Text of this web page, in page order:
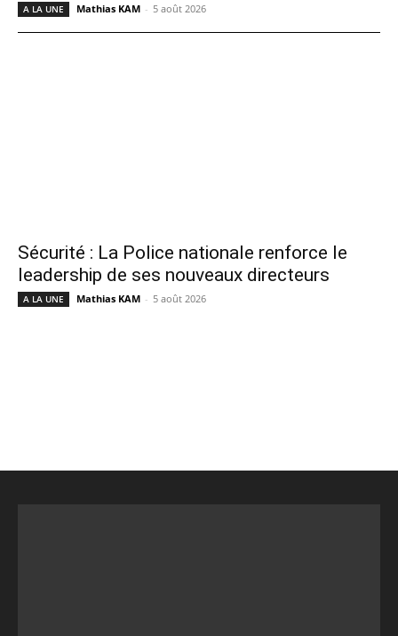
A LA UNE Mathias KAM - 5 août 2026
Sécurité : La Police nationale renforce le
leadership de ses nouveaux directeurs
A LA UNE Mathias KAM - 5 août 2026